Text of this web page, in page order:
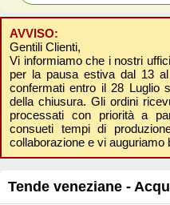
AVVISO:
Gentili Clienti,
Vi informiamo che i nostri
per la pausa estiva dal 13
confermati entro il 28 Luglio
della chiusura. Gli ordini
processati con priorità a
consueti tempi di
collaborazione e vi auguriamo
Tende veneziane -